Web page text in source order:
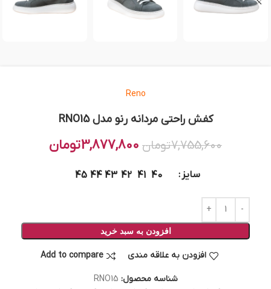
Reno
کفش راحتی مردانه رنو مدل RNO15
7,755,600تومان 3,877,800تومان
سایز 40
41
42
43
44
45
افزودن به سبد خرید
افزودن به علاقه مندی Add to compare
شناسه محصول: RNO15